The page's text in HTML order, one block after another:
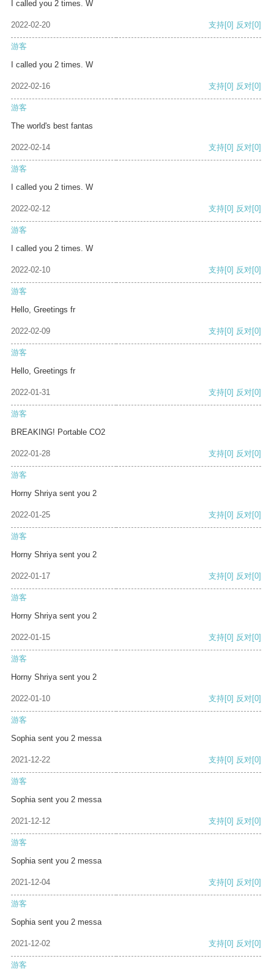
I called you 2 times. W
2022-02-20 支持[0] 反对[0]
游客
I called you 2 times. W
2022-02-16 支持[0] 反对[0]
游客
The world's best fantas
2022-02-14 支持[0] 反对[0]
游客
I called you 2 times. W
2022-02-12 支持[0] 反对[0]
游客
I called you 2 times. W
2022-02-10 支持[0] 反对[0]
游客
Hello, Greetings fr
2022-02-09 支持[0] 反对[0]
游客
Hello, Greetings fr
2022-01-31 支持[0] 反对[0]
游客
BREAKING! Portable CO2
2022-01-28 支持[0] 反对[0]
游客
Horny Shriya sent you 2
2022-01-25 支持[0] 反对[0]
游客
Horny Shriya sent you 2
2022-01-17 支持[0] 反对[0]
游客
Horny Shriya sent you 2
2022-01-15 支持[0] 反对[0]
游客
Horny Shriya sent you 2
2022-01-10 支持[0] 反对[0]
游客
Sophia sent you 2 messa
2021-12-22 支持[0] 反对[0]
游客
Sophia sent you 2 messa
2021-12-12 支持[0] 反对[0]
游客
Sophia sent you 2 messa
2021-12-04 支持[0] 反对[0]
游客
Sophia sent you 2 messa
2021-12-02 支持[0] 反对[0]
游客